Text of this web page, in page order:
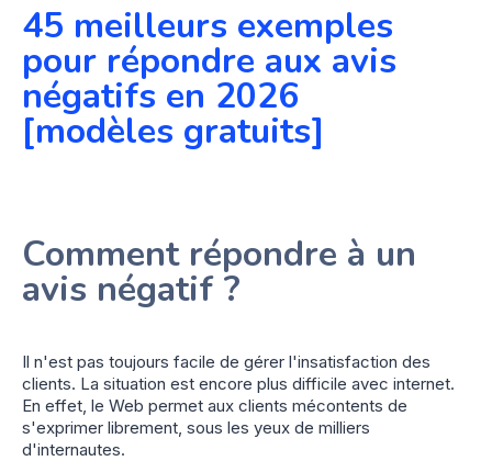
45 meilleurs exemples
pour répondre aux avis
négatifs en 2026
[modèles gratuits]
Comment répondre à un
avis négatif ?
Il n'est pas toujours facile de gérer l'insatisfaction des
clients. La situation est encore plus difficile avec internet.
En effet, le Web permet aux clients mécontents de
s'exprimer librement, sous les yeux de milliers
d'internautes.